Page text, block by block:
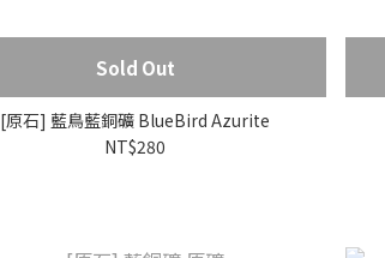
Sold Out
[原石] 藍鳥藍銅礦 BlueBird Azurite
NT$280